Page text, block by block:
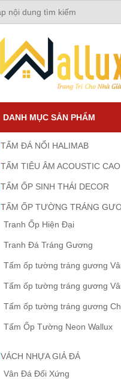
DANH MỤC SẢN PHẨM
TẤM ĐÁ NỔI HALIMAB
TẤM TIÊU ÂM ACOUSTIC
TẤM ỐP SINH THÁI DECOR
TẤM ỐP TƯỜNG TRÁNG
Tranh Ốp Hiện Đại
Tranh Đá Tráng Gương
Tấm ốp tường tráng gương
Tấm ốp tường tráng gương
Tấm ốp tường tráng gương
Tấm Ốp Tường Neon Wallux
VÁCH NHỰA GIẢ ĐÁ
Vân Đá Đối Xứng